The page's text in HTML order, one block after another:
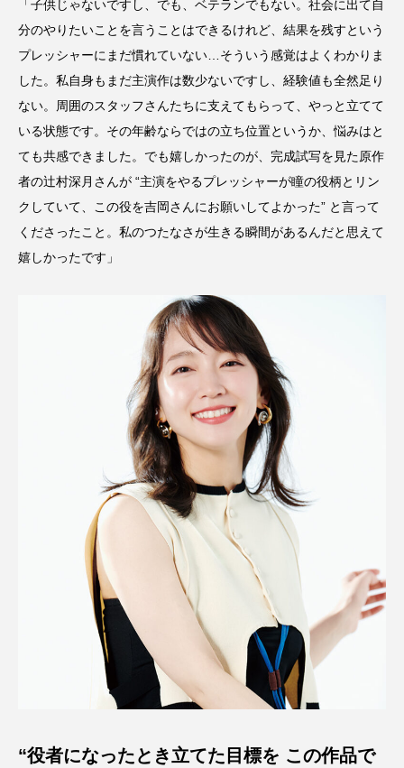
「子供じゃないですし、でも、ベテランでもない。社会に出て自
分のやりたいことを言うことはできるけれど、結果を残すという
プレッシャーにまだ慣れていない…そういう感覚はよくわかりま
した。私自身もまだ主演作は数少ないですし、経験値も全然足り
ない。周囲のスタッフさんたちに支えてもらって、やっと立てて
いる状態です。その年齢ならではの立ち位置というか、悩みはと
ても共感できました。でも嬉しかったのが、完成試写を見た原作
者の辻村深月さんが “主演をやるプレッシャーが瞳の役柄とリン
クしていて、この役を吉岡さんにお願いしてよかった” と言って
くださったこと。私のつたなさが生きる瞬間があるんだと思えて
嬉しかったです」
“役者になったとき立てた目標を この作品で